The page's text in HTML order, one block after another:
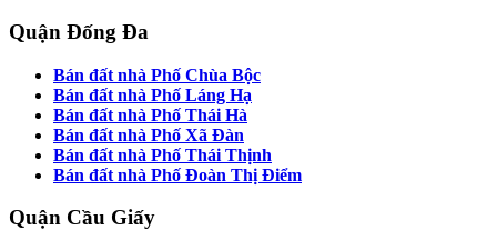
Quận Đống Đa
Bán đất nhà Phố Chùa Bộc
Bán đất nhà Phố Láng Hạ
Bán đất nhà Phố Thái Hà
Bán đất nhà Phố Xã Đàn
Bán đất nhà Phố Thái Thịnh
Bán đất nhà Phố Đoàn Thị Điểm
Quận Cầu Giấy